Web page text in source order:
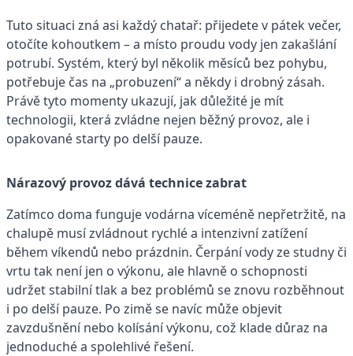
Tuto situaci zná asi každý chatař: přijedete v pátek večer,
otočíte kohoutkem – a místo proudu vody jen zakašlání
potrubí. Systém, který byl několik měsíců bez pohybu,
potřebuje čas na „probuzení“ a někdy i drobný zásah.
Právě tyto momenty ukazují, jak důležité je mít
technologii, která zvládne nejen běžný provoz, ale i
opakované starty po delší pauze.
Nárazový provoz dává technice zabrat
Zatímco doma funguje vodárna víceméně nepřetržitě, na
chalupě musí zvládnout rychlé a intenzivní zatížení
během víkendů nebo prázdnin. Čerpání vody ze studny či
vrtu tak není jen o výkonu, ale hlavně o schopnosti
udržet stabilní tlak a bez problémů se znovu rozběhnout
i po delší pauze. Po zimě se navíc může objevit
zavzdušnění nebo kolísání výkonu, což klade důraz na
jednoduché a spolehlivé řešení.